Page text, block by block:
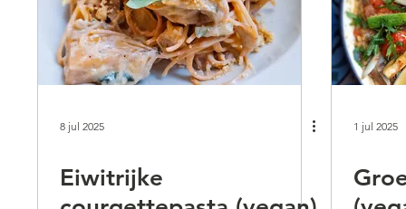
8 jul 2025
Eiwitrijke
1 jul 2025